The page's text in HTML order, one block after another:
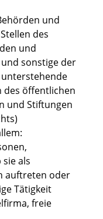
und
des
und
sonstige der
des öffentlichen
und Stiftungen
als
auftreten oder
Tätigkeit
freie